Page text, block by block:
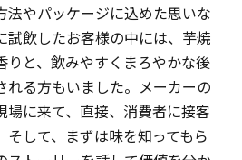
法やパッケージに込めた思いな
試飲したお客様の中には、芋焼
りと、飲みやすくまろやかな後
れる方もいました。メーカーの
場に来て、直接、消費者に接客
そして、まずは味を知ってもら